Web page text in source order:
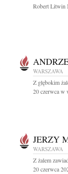
Robert Litwin
WARSZAWA
Z głębokim
20 czerwca w
JERZY
WARSZAWA
Z żalem
20 czerwca